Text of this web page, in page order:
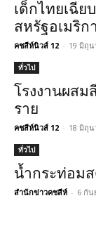
เด็กไทยเฉี
สหรัฐอเมริกา
คชสีห์นิวส์ 12 - 19 มิถุน
ทั่วไป
โรงงานผสม
ราย
คชสีห์นิวส์ 12 - 18 มิถุน
ทั่วไป
น้ำกระท่อม
สำนักข่าวคชสีห์ - 6 กัน